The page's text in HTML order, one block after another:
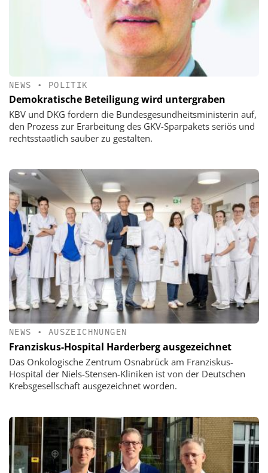
NEWS • POLITIK
Demokratische Beteiligung wird untergraben
KBV und DKG fordern die Bundesgesundheitsministerin auf,
den Prozess zur Erarbeitung des GKV-Sparpakets seriös und
rechtsstaatlich sauber zu gestalten.
NEWS • AUSZEICHNUNGEN
Franziskus-Hospital Harderberg ausgezeichnet
Das Onkologische Zentrum Osnabrück am Franziskus-
Hospital der Niels-Stensen-Kliniken ist von der Deutschen
Krebsgesellschaft ausgezeichnet worden.